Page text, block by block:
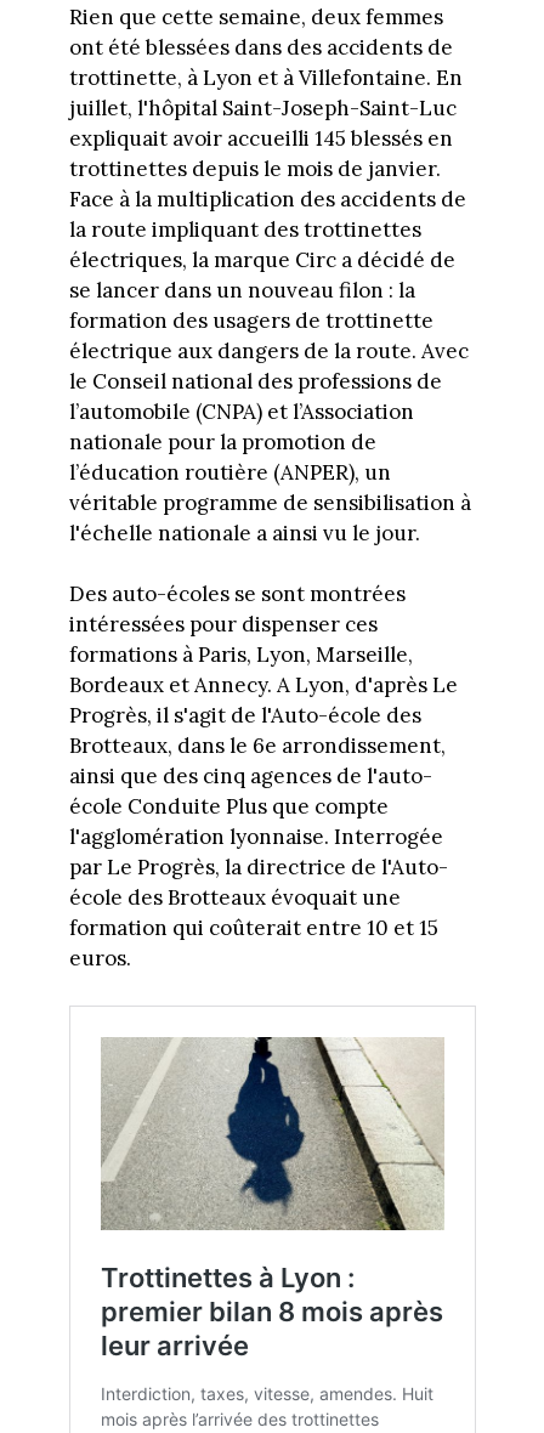
Rien que cette semaine, deux femmes
ont été blessées dans des accidents de
trottinette, à Lyon et à Villefontaine. En
juillet, l'hôpital Saint-Joseph-Saint-Luc
expliquait avoir accueilli 145 blessés en
trottinettes depuis le mois de janvier.
Face à la multiplication des accidents de
la route impliquant des trottinettes
électriques, la marque Circ a décidé de
se lancer dans un nouveau filon : la
formation des usagers de trottinette
électrique aux dangers de la route. Avec
le Conseil national des professions de
l’automobile (CNPA) et l’Association
nationale pour la promotion de
l’éducation routière (ANPER), un
véritable programme de sensibilisation à
l'échelle nationale a ainsi vu le jour.
Des auto-écoles se sont montrées
intéressées pour dispenser ces
formations à Paris, Lyon, Marseille,
Bordeaux et Annecy. A Lyon, d'après Le
Progrès, il s'agit de l'Auto-école des
Brotteaux, dans le 6e arrondissement,
ainsi que des cinq agences de l'auto-
école Conduite Plus que compte
l'agglomération lyonnaise. Interrogée
par Le Progrès, la directrice de l'Auto-
école des Brotteaux évoquait une
formation qui coûterait entre 10 et 15
euros.